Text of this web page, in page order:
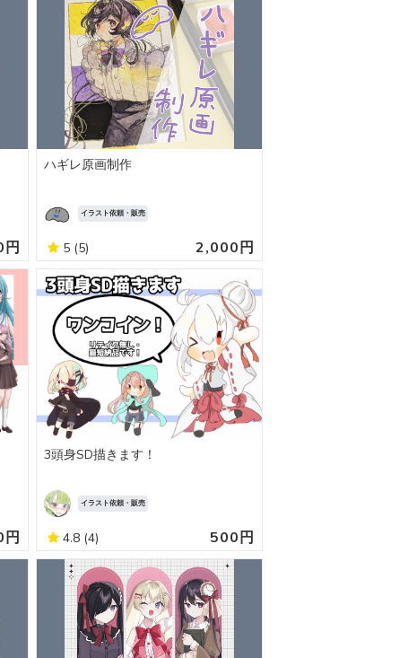
ハギレ原画制作
イラスト依頼・販売
5 (5) 2,000円
3頭身SD描きます！
イラスト依頼・販売
4.8 (4) 500円